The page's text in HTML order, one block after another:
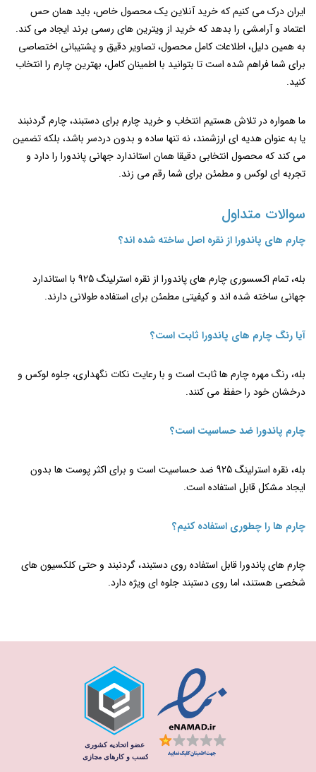
ایران درک می‌ کنیم که خرید آنلاین یک محصول خاص، باید همان حس
اعتماد و آرامشی را بدهد که خرید از ویترین ‌های رسمی برند ایجاد می ‌کند.
به همین دلیل، اطلاعات کامل محصول، تصاویر دقیق و پشتیبانی اختصاصی
برای شما فراهم شده است تا بتوانید با اطمینان کامل، بهترین چارم را انتخاب
کنید.
ما همواره در تلاش هستیم انتخاب و خرید چارم برای دستبند، چارم گردنبند
یا به عنوان هدیه‌ ای ارزشمند، نه تنها ساده و بدون دردسر باشد، بلکه تضمین
می ‌کند که محصول انتخابی دقیقا همان استاندارد جهانی پاندورا را دارد و
تجربه ‌ای لوکس و مطمئن برای شما رقم می ‌زند.
سوالات متداول
چارم ‌های پاندورا از نقره اصل ساخته شده ‌اند؟
بله، تمام اکسسوری چارم ‌های پاندورا از نقره استرلینگ 925 با استاندارد
جهانی ساخته شده ‌اند و کیفیتی مطمئن برای استفاده طولانی دارند.
آیا رنگ چارم‌ های پاندورا ثابت است؟
بله، رنگ مهره چارم ها ثابت است و با رعایت نکات نگهداری، جلوه لوکس و
درخشان خود را حفظ می ‌کنند.
چارم پاندورا ضد حساسیت است؟
بله، نقره استرلینگ 925 ضد حساسیت است و برای اکثر پوست‌ ها بدون
ایجاد مشکل قابل استفاده است.
چارم‌ ها را چطوری استفاده کنیم؟
چارم ‌های پاندورا قابل استفاده روی دستبند، گردنبند و حتی کلکسیون‌ های
شخصی هستند، اما روی دستبند جلوه ‌ای ویژه دارد.